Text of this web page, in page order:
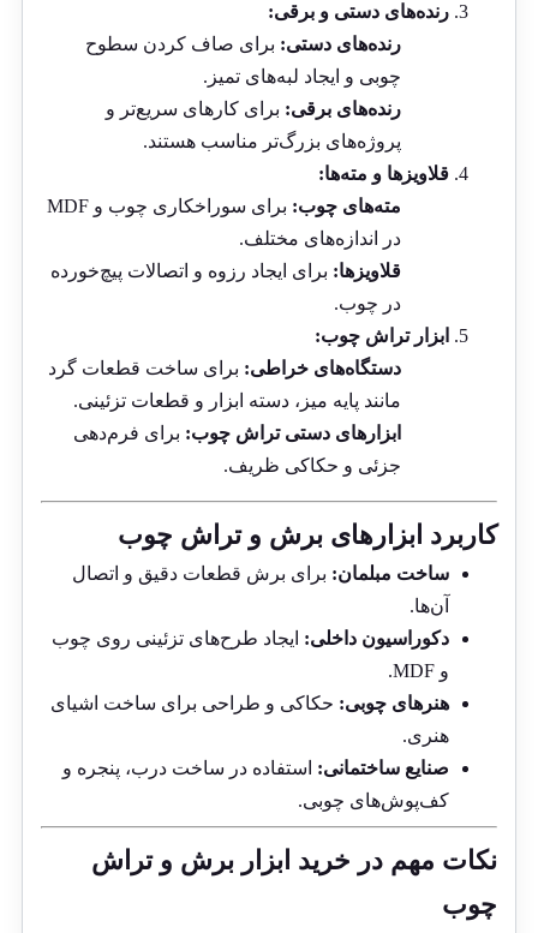
رنده‌های دستی و برقی:
رنده‌های دستی: برای صاف کردن سطوح
چوبی و ایجاد لبه‌های تمیز.
رنده‌های برقی: برای کارهای سریع‌تر و
پروژه‌های بزرگ‌تر مناسب هستند.
قلاویزها و مته‌ها:
مته‌های چوب:
برای سوراخکاری چوب و MDF
در اندازه‌های مختلف.
قلاویزها: برای ایجاد رزوه و اتصالات پیچ‌خورده
در چوب.
ابزار تراش چوب:
دستگاه‌های خراطی: برای ساخت قطعات گرد
مانند پایه میز، دسته ابزار و قطعات تزئینی.
ابزارهای دستی تراش چوب: برای فرم‌دهی
جزئی و حکاکی ظریف.
کاربرد ابزارهای برش و تراش چوب
ساخت مبلمان: برای برش قطعات دقیق و اتصال
آن‌ها.
دکوراسیون داخلی: ایجاد طرح‌های تزئینی روی چوب
و MDF.
هنرهای چوبی: حکاکی و طراحی برای ساخت اشیای
هنری.
صنایع ساختمانی: استفاده در ساخت درب، پنجره و
کف‌پوش‌های چوبی.
نکات مهم در خرید ابزار برش و تراش
چوب